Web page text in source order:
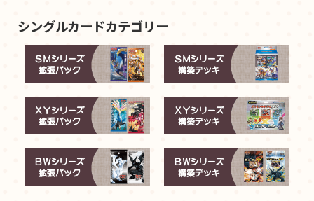
シングルカードカテゴリー